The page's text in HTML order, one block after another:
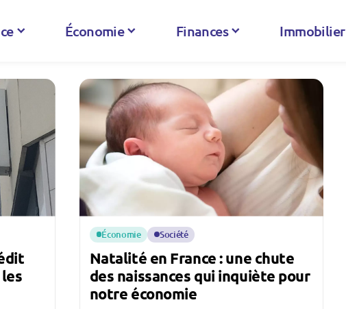
Économie Finances Immobilier
Économie Société
Natalité en France : une chute
des naissances qui inquiète pour
notre économie